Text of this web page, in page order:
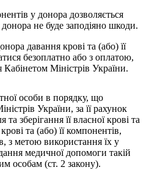
у донора дозволяється
не буде заподіяно шкоди.
давання крові та (або) її
безоплатно або з оплатою,
Міністрів України.
особи в порядку, що
України, за її рахунок
зберігання її власної крові та
та (або) її компонентів,
з метою використання їх у
медичної допомоги такій
особам (ст. 2 закону).